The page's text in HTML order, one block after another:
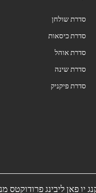
סדרת שולחן
סדרת כיסאות
סדרת אוהל
סדרת שינה
סדרת פיקניק